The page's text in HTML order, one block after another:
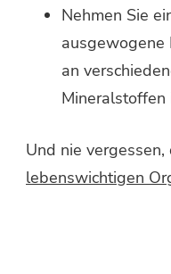
Nehmen Sie
ausgewogene
an
Mineralstoffen
Und nie
lebenswichtigen